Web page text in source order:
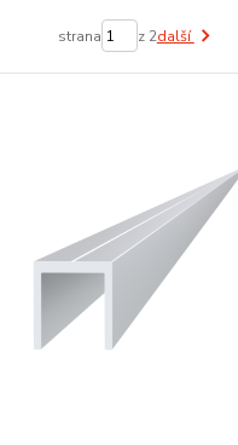
strana z 2další